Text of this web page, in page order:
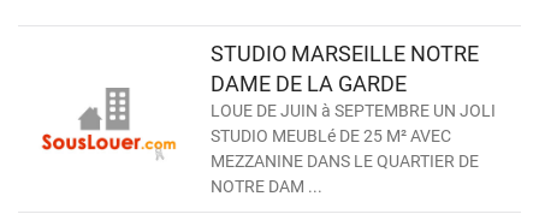
STUDIO MARSEILLE NOTRE
DAME DE LA GARDE
LOUE DE JUIN à SEPTEMBRE UN JOLI
STUDIO MEUBLé DE 25 M² AVEC
MEZZANINE DANS LE QUARTIER DE
NOTRE DAM ...